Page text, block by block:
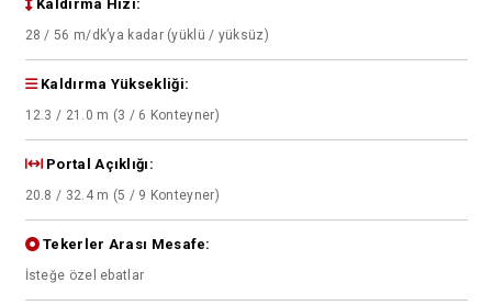
Kaldırma Hızı:
28 / 56 m/dk’ya kadar (yüklü / yüksüz)
Kaldırma Yüksekliği:
12.3 / 21.0 m (3 / 6 Konteyner)
Portal Açıklığı:
20.8 / 32.4 m (5 / 9 Konteyner)
Tekerler Arası Mesafe:
İsteğe özel ebatlar